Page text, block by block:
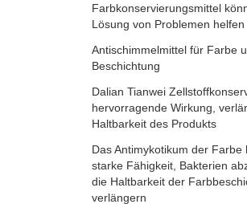
Farbkonservierungsmittel
Lösung von Problemen helfen
Antischimmelmittel für Farbe
Beschichtung
Dalian Tianwei
hervorragende Wirkung,
Haltbarkeit des Produkts
Das Antimykotikum der Farbe
starke Fähigkeit, Bakterien
die Haltbarkeit der
verlängern